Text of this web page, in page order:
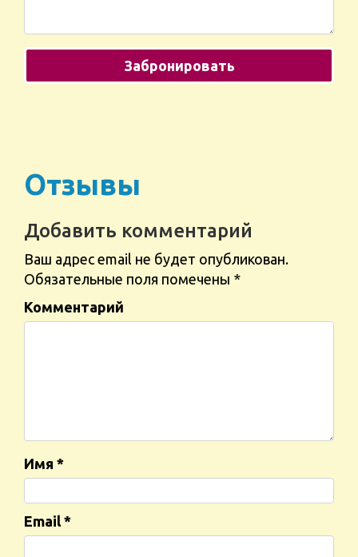
Отзывы
Добавить комментарий
Ваш адрес email не будет опубликован.
Обязательные поля помечены *
Комментарий
Имя *
Email *